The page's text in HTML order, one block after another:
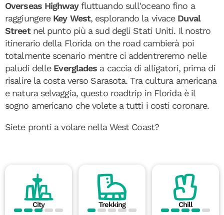
Overseas Highwayfluttuando sull'oceano fino a
raggiungere Key West, esplorando la vivace Duval
Streetnel punto più a sud degli Stati Uniti. Il nostro
itinerario della Florida on the road cambierà poi
totalmente scenario mentre ci addentreremo nelle
paludi delle Everglades a caccia di alligatori, prima di
risalire la costa verso Sarasota. Tra cultura americana
e natura selvaggia, questo roadtrip in Florida è il
sogno americano che volete a tutti i costi coronare.
Siete pronti a volare nella West Coast?
City Trekking Chill